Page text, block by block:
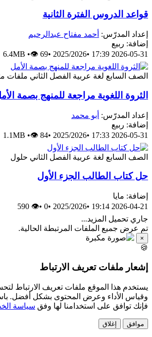
قواعد الدروس الفترة الثانية
إعداد المدرّس: أحمد مفتاح عبدالرحيم
إضافة: ربيع
2026-05-31 17:39
•
2025/2026
•
6.4MB •👁 69
الصف السابع لغة عربية الفصل الثاني ملفات
الثروة اللغوية مراجعة للمنهج بصمة
إعداد المدرّس: أبو محمد
إضافة: ربيع
2026-05-31 17:33
•
2025/2026
•
1.1MB •👁 84
الصف السابع لغة عربية الفصل الثاني حلول
حل كتاب الطالب الجزء الأول
إضافة: مايا
2026-04-21 19:14
•
2025/2026
•
0
•
👁 590
جاري تحميل المزيد...
تم عرض جميع الملفات المرتبطة الحالية.
×
🍪
إشعار ملفات تعريف الارتباط
يستخدم هذا الموقع ملفات تعريف الارتباط
وقياس الأداء وعرض المحتوى بشكل أفضل.
فإنك توافق على استخدامنا لها وفق سياسة
موافق إغلاق